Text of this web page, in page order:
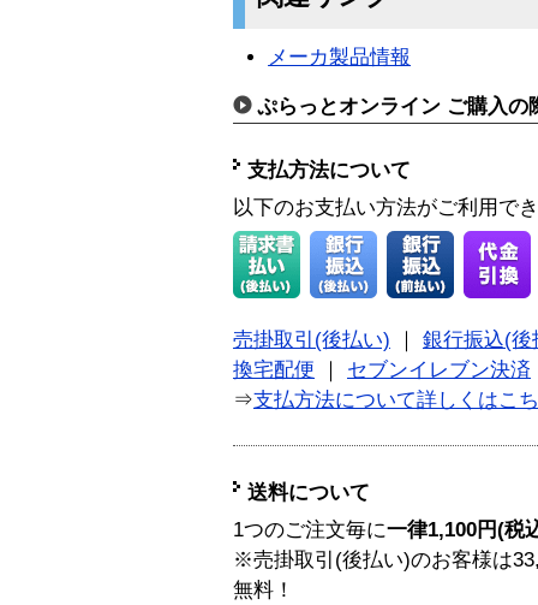
メーカ製品情報
ぷらっとオンライン ご購入の
支払方法について
以下のお支払い方法がご利用で
売掛取引(後払い)
銀行振込(後
換宅配便
セブンイレブン決済
⇒支払方法について詳しくはこ
送料について
1つのご注文毎に一律1,100円(税
※売掛取引(後払い)のお客様は
無料！